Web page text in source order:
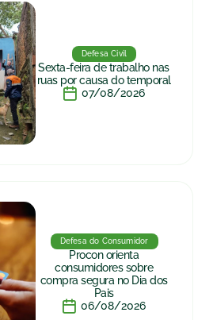
Defesa Civil
Sexta-feira de trabalho nas
ruas por causa do temporal
07/08/2026
Defesa do Consumidor
Procon orienta
consumidores sobre
compra segura no Dia dos
Pais
06/08/2026